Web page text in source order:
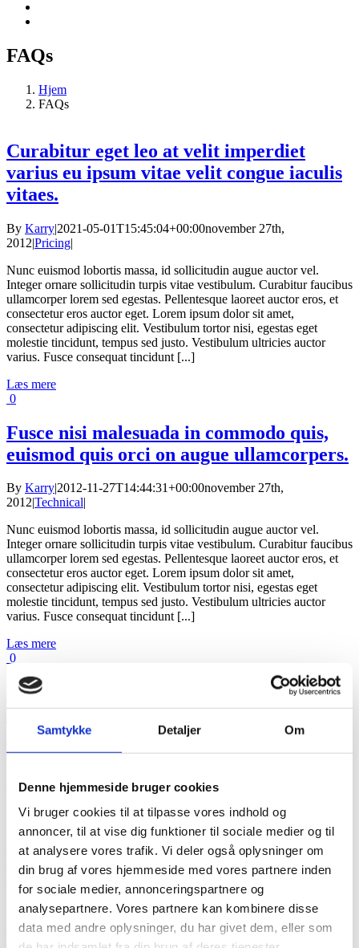
Samtykke Detaljer Om
Denne hjemmeside bruger cookies
Vi bruger cookies til at tilpasse vores indhold og
annoncer, til at vise dig funktioner til sociale medier og til
at analysere vores trafik. Vi deler også oplysninger om
din brug af vores hjemmeside med vores partnere inden
for sociale medier, annonceringspartnere og
analysepartnere. Vores partnere kan kombinere disse
data med andre oplysninger, du har givet dem, eller som
FAQs
Hjem
FAQs
Curabitur eget leo at velit imperdiet
varius eu ipsum vitae velit congue iaculis
vitaes.
By Karry|2021-05-01T15:45:04+00:00november 27th,
2012|Pricing|
Nunc euismod lobortis massa, id sollicitudin augue auctor vel.
Integer ornare sollicitudin turpis vitae vestibulum. Curabitur faucibus
ullamcorper lorem sed egestas. Pellentesque laoreet auctor eros, et
consectetur eros auctor eget. Lorem ipsum dolor sit amet,
consectetur adipiscing elit. Vestibulum tortor nisi, egestas eget
molestie tincidunt, tempus sed justo. Vestibulum ultricies auctor
varius. Fusce consequat tincidunt [...]
Læs mere
0
Fusce nisi malesuada in commodo quis,
euismod quis orci on augue ullamcorpers.
By Karry|2012-11-27T14:44:31+00:00november 27th,
2012|Technical|
Nunc euismod lobortis massa, id sollicitudin augue auctor vel.
Integer ornare sollicitudin turpis vitae vestibulum. Curabitur faucibus
ullamcorper lorem sed egestas. Pellentesque laoreet auctor eros, et
consectetur eros auctor eget. Lorem ipsum dolor sit amet,
consectetur adipiscing elit. Vestibulum tortor nisi, egestas eget
molestie tincidunt, tempus sed justo. Vestibulum ultricies auctor
varius. Fusce consequat tincidunt [...]
Læs mere
0
Vivamus ullamcorper nim sit amet
consequat laoreet tortor tortor dictum
egestas urna.
Process|
Nunc euismod lobortis massa, id sollicitudin augue auctor vel.
Integer ornare sollicitudin turpis vitae vestibulum. Curabitur faucibus
ullamcorper lorem sed egestas. Pellentesque laoreet auctor eros, et
consectetur eros auctor eget. Lorem ipsum dolor sit amet,
consectetur adipiscing elit. Vestibulum tortor nisi, egestas eget
molestie tincidunt, tempus sed justo. Vestibulum ultricies auctor
varius. Fusce consequat tincidunt [...]
Læs mere